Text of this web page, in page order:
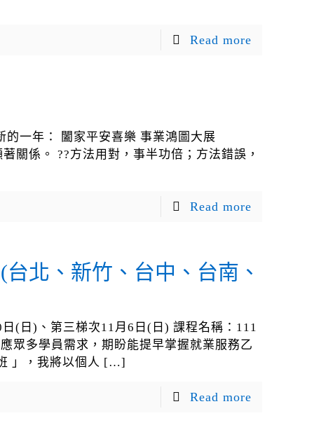
Read more
一年： 闔家平安喜樂 事業鴻圖大展
關係。 ??方法用對，事半功倍；方法錯誤，
Read more
北、新竹、台中、台南、
(日)、第三梯次11月6日(日) 課程名稱：111
眾多學員需求，期盼能提早掌握就業服務乙
」，我將以個人 […]
Read more